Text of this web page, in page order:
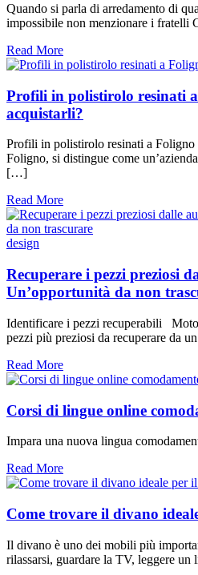
Quando si parla di arredamento di
impossibile non menzionare i
Read More
Profili in polistirolo resinati
acquistarli?
Profili in polistirolo resinati a Foligno
Foligno, si distingue come
[…]
Read More
design
Recuperare i pezzi preziosi
Un’opportunità da non
Identificare i pezzi recuperabili
pezzi più preziosi da recuperare da
Read More
Corsi di lingue online
Impara una nuova lingua
Read More
Come trovare il divano
Il divano è uno dei mobili più
rilassarsi, guardare la TV, leggere